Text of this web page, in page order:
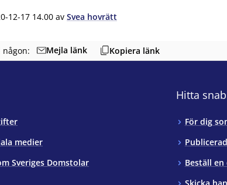
12-17 14.00 av Svea hovrätt
någon: Mejla länk Kopiera länk
medier
Sveriges Domstolar
Hitta
För dig
Beställ